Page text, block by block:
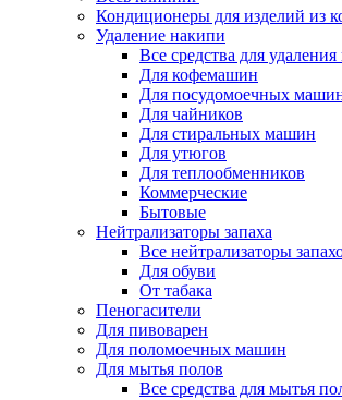
Кондиционеры для изделий из
Удаление накипи
Все средства для
Для кофемашин
Для посудомоечных
Для чайников
Для стиральных машин
Для утюгов
Для теплообменников
Коммерческие
Бытовые
Нейтрализаторы запаха
Все нейтрализаторы
Для обуви
От табака
Пеногасители
Для пивоварен
Для поломоечных машин
Для мытья полов
Все средства для мытья